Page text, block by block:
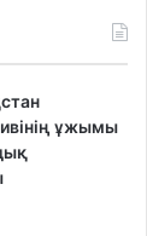
ұжымы